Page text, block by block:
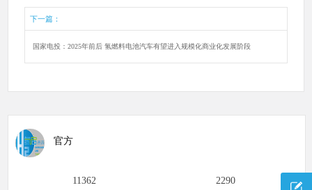
下一篇：
国家电投：2025年前后 氢燃料电池汽车有望进入规模化商业化发展阶段
官方
11362 2290